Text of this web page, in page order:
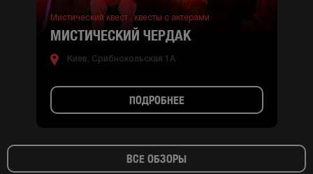
Мистический квест ,квесты с актерами
МИСТИЧЕСКИЙ ЧЕРДАК
Киев, Срибнокольская 1А
ПОДРОБНЕЕ
ВСЕ ОБЗОРЫ